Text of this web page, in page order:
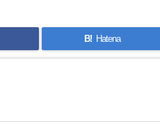
B! Hatena